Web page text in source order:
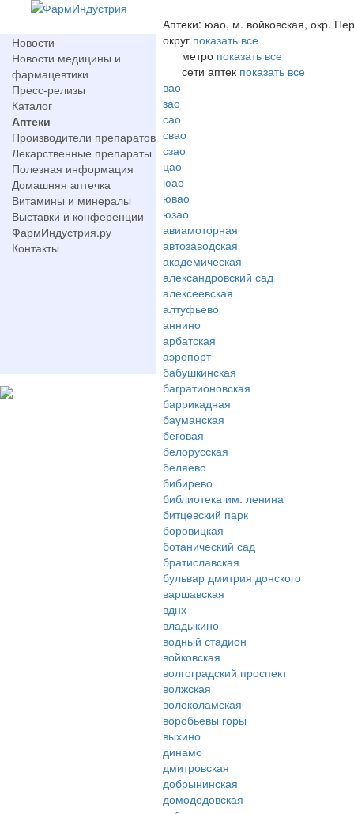
Новости
Новости медицины и
фармацевтики
Пресс-релизы
Каталог
Аптеки
Производители препаратов
Лекарственные препараты
Полезная информация
Домашняя аптечка
Витамины и минералы
Выставки и конференции
ФармИндустрия.ру
Контакты
Аптеки: юао, м. войковская, окр.
округ показать все
метро показать все
сети аптек показать все
вао
зао
сао
свао
сзао
цао
юао
ювао
юзао
авиамоторная
автозаводская
академическая
александровский сад
алексеевская
алтуфьево
аннино
арбатская
аэропорт
бабушкинская
багратионовская
баррикадная
бауманская
беговая
белорусская
беляево
бибирево
библиотека им. ленина
битцевский парк
боровицкая
ботанический сад
братиславская
бульвар дмитрия донского
варшавская
вднх
владыкино
водный стадион
войковская
волгоградский проспект
волжская
волоколамская
воробьевы горы
выхино
динамо
дмитровская
добрынинская
домодедовская